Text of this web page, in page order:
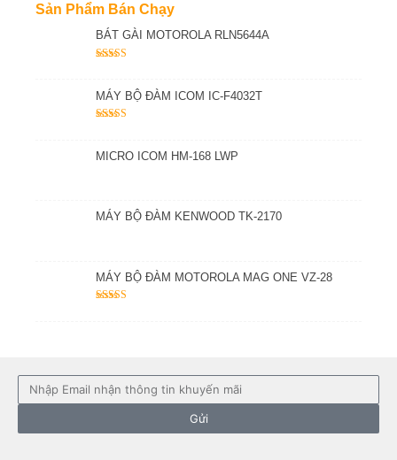
Sản Phẩm Bán Chạy
BÁT GÀI MOTOROLA RLN5644A
sao
MÁY BỘ ĐÀM ICOM IC-F4032T
sao
MICRO ICOM HM-168 LWP
MÁY BỘ ĐÀM KENWOOD TK-2170
MÁY BỘ ĐÀM MOTOROLA MAG ONE VZ-28
Email
Gửi